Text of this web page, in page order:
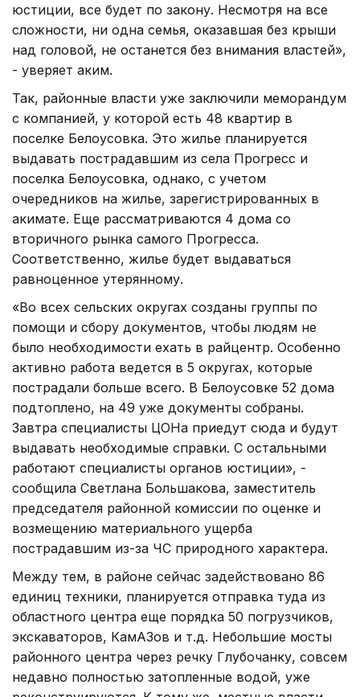
юстиции, все будет по закону. Несмотря на все
сложности, ни одна семья, оказавшая без крыши
над головой, не останется без внимания властей»,
- уверяет аким.
Так, районные власти уже заключили меморандум
с компанией, у которой есть 48 квартир в
поселке Белоусовка. Это жилье планируется
выдавать пострадавшим из села Прогресс и
поселка Белоусовка, однако, с учетом
очередников на жилье, зарегистрированных в
акимате. Еще рассматриваются 4 дома со
вторичного рынка самого Прогресса.
Соответственно, жилье будет выдаваться
равноценное утерянному.
«Во всех сельских округах созданы группы по
помощи и сбору документов, чтобы людям не
было необходимости ехать в райцентр. Особенно
активно работа ведется в 5 округах, которые
пострадали больше всего. В Белоусовке 52 дома
подтоплено, на 49 уже документы собраны.
Завтра специалисты ЦОНа приедут сюда и будут
выдавать необходимые справки. С остальными
работают специалисты органов юстиции», -
сообщила Светлана Большакова, заместитель
председателя районной комиссии по оценке и
возмещению материального ущерба
пострадавшим из-за ЧС природного характера.
Между тем, в районе сейчас задействовано 86
единиц техники, планируется отправка туда из
областного центра еще порядка 50 погрузчиков,
экскаваторов, КамАЗов и т.д. Небольшие мосты
районного центра через речку Глубочанку, совсем
недавно полностью затопленные водой, уже